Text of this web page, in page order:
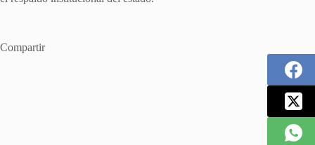
Compartir